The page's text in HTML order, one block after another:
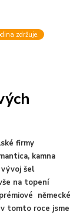
zdržuje.
firmy
kamna
šel
na topení
německé
tomto roce jsme